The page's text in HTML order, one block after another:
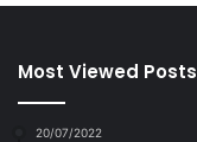
Most Viewed Posts
20/07/2022